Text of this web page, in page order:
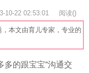
10-22 02:53:01 阅读()
本文由育儿专家，专业的
多的跟宝宝“沟通交